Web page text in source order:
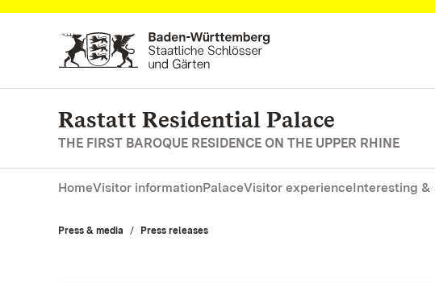
Navigate to main page
Rastatt Residential Palace
THE FIRST BAROQUE RESIDENCE ON THE UPPER RHINE
HomeVisitor informationPalaceVisitor experienceInteresting &
Press & media Press releases